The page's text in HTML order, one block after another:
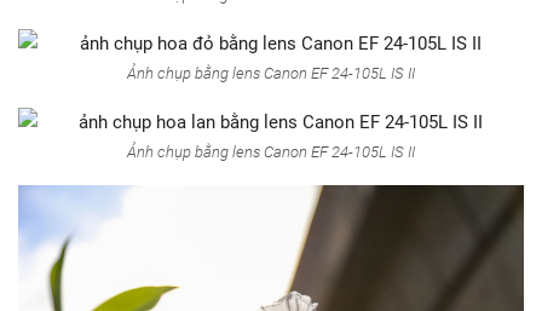
Ảnh chụp bằng lens Canon EF 24-105L IS II